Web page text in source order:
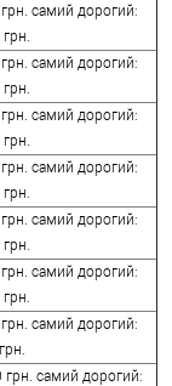
самий дорогий:
самий дорогий:
самий дорогий:
самий дорогий:
самий дорогий:
самий дорогий:
самий дорогий:
самий дорогий: